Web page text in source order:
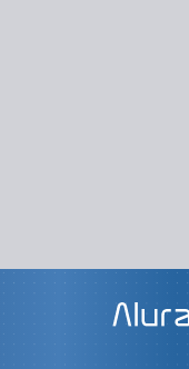
AULAS DO CURSO
MVC para API